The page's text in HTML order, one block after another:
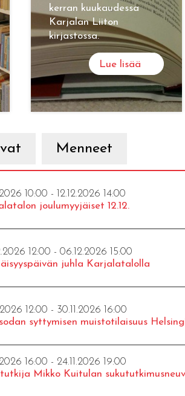
kerran kuukaudessa
Karjalan Liiton
kirjastossa.
Lue lisää
Menneet
10:00 - 12.12.2026 14:00
joulumyyjäiset 12.12.
12:00 - 06.12.2026 15:00
juhla Karjalatalolla
12:00 - 30.11.2026 16:00
syttymisen muistotilaisuus
16:00 - 24.11.2026 19:00
Mikko Kuitulan